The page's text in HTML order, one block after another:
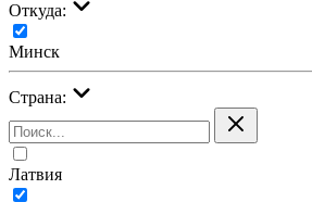
Откуда:
Минск
Страна:
Латвия